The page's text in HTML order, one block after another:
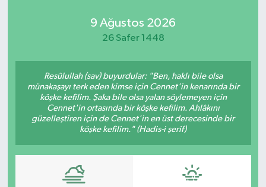
9 Ağustos 2026
26 Safer 1448
Resûlullah (sav) buyurdular: "Ben, haklı bile olsa
münakaşayı terk eden kimse için Cennet'in kenarında bir
köşke kefilim. Şaka bile olsa yalan söylemeyen için
Cennet'in ortasında bir köşke kefilim. Ahlâkını
güzelleştiren için de Cennet'in en üst derecesinde bir
köşke kefilim." (Hadis-i şerif)